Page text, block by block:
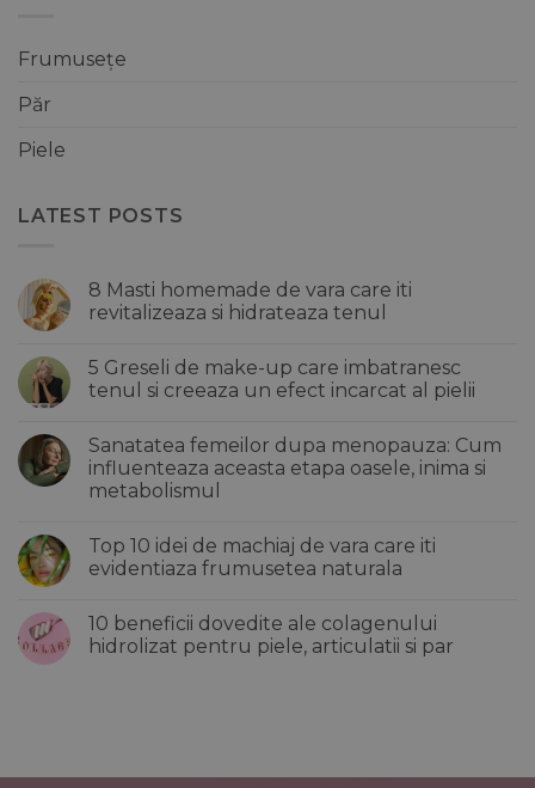
Frumusețe
Păr
Piele
LATEST POSTS
8 Masti homemade de vara care iti
revitalizeaza si hidrateaza tenul
la
8
Masti
vara
care
iti
revitalizeaza
tenul
5 Greseli de make-up care imbatranesc
tenul si creeaza un efect incarcat al pielii
la
5
Greseli
de
care
imbatranesc
tenul
un
efect
incarcat
Sanatatea femeilor dupa menopauza: Cum
influenteaza aceasta etapa oasele, inima si
metabolismul
la
Sanatatea
femeilor
Cum
influenteaza
aceasta
Top 10 idei de machiaj de vara care iti
evidentiaza frumusetea naturala
la
Top
10
evidentiaza
10 beneficii dovedite ale colagenului
hidrolizat pentru piele, articulatii si par
colagenului